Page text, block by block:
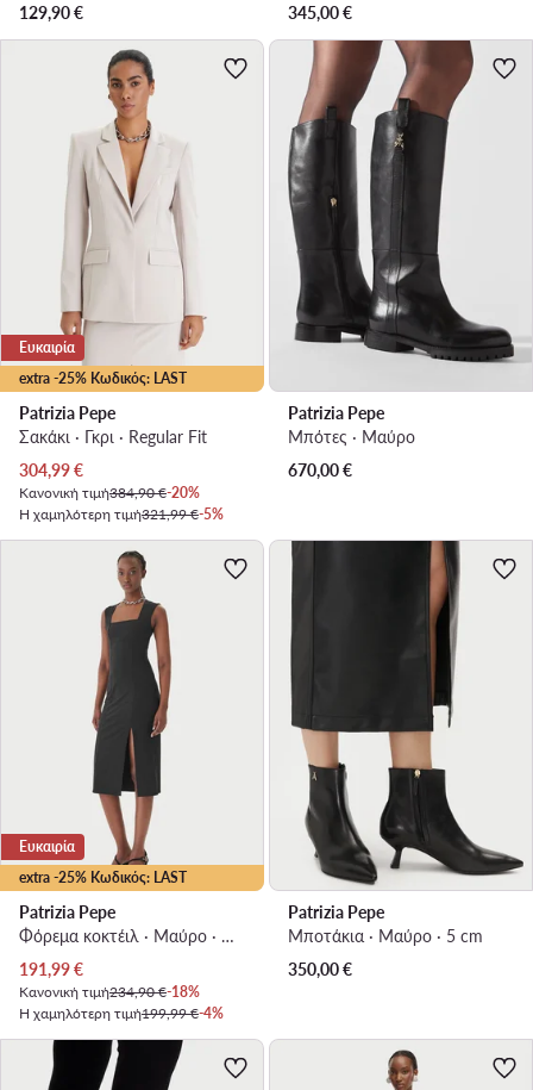
129,90€
345,00€
extra -25% Κωδικός: LAST
Ευκαιρία
Patrizia Pepe
Σακάκι · Γκρι · Regular Fit
Τρέχουσα τιμή
304,99€
Κανονική τιμή384,90 €-20%
Η χαμηλότερη τιμή321,99 €-5%
Patrizia Pepe
Μπότες · Μαύρο
670,00€
extra -25% Κωδικός: LAST
Ευκαιρία
Patrizia Pepe
Φόρεμα κοκτέιλ · Μαύρο · Midi
Τρέχουσα τιμή
191,99€
Κανονική τιμή234,90 €-18%
Η χαμηλότερη τιμή199,99 €-4%
Patrizia Pepe
Μποτάκια · Μαύρο · 5 cm
350,00€